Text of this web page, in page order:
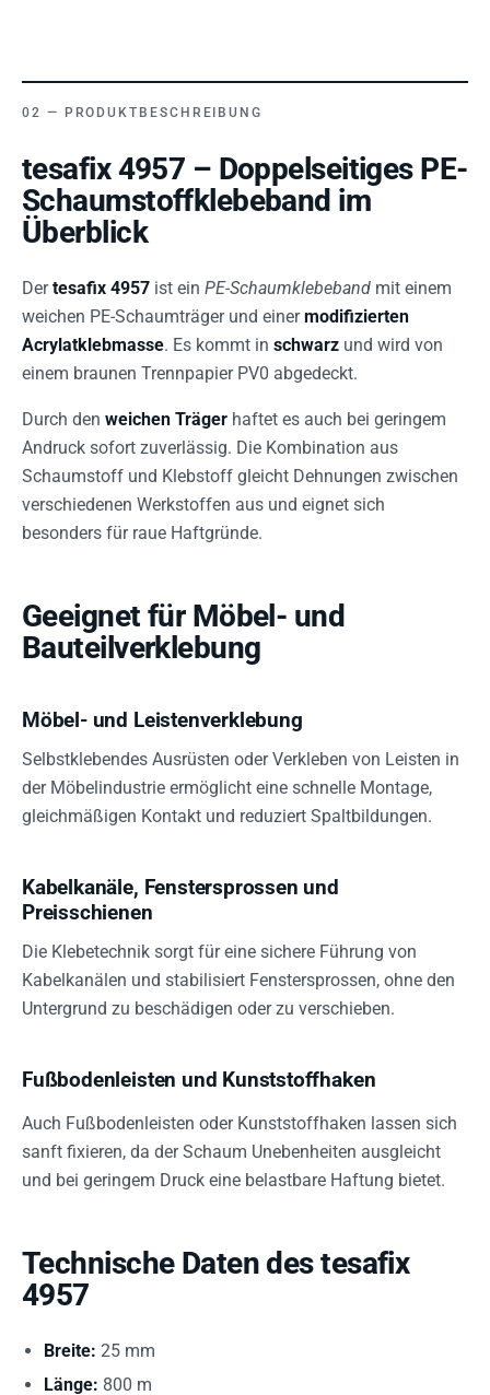
PRODUKTBESCHREIBUNG
tesafix 4957 – Doppelseitiges PE-
Schaumstoffklebeband im
Überblick
Dertesafix 4957 ist ein PE-Schaumklebeband mit einem
weichen PE-Schaumträger und einermodifizierten
Acrylatklebmasse. Es kommt in schwarz und wird von
einem braunen Trennpapier PV0 abgedeckt.
Durch den weichen Träger haftet es auch bei geringem
Andruck sofort zuverlässig. Die Kombination aus
Schaumstoff und Klebstoff gleicht Dehnungen zwischen
verschiedenen Werkstoffen aus und eignet sich
besonders für raue Haftgründe.
Geeignet für Möbel- und
Bauteilverklebung
Möbel- und Leistenverklebung
Selbstklebendes Ausrüsten oder Verkleben von Leisten in
der Möbelindustrie ermöglicht eine schnelle Montage,
gleichmäßigen Kontakt und reduziert Spaltbildungen.
Kabelkanäle, Fenstersprossen und
Preisschienen
Die Klebetechnik sorgt für eine sichere Führung von
Kabelkanälen und stabilisiert Fenstersprossen, ohne den
Untergrund zu beschädigen oder zu verschieben.
Fußbodenleisten und Kunststoffhaken
Auch Fußbodenleisten oder Kunststoffhaken lassen sich
sanft fixieren, da der Schaum Unebenheiten ausgleicht
und bei geringem Druck eine belastbare Haftung bietet.
Technische Daten des tesafix
4957
Breite: 25 mm
Länge: 800 m